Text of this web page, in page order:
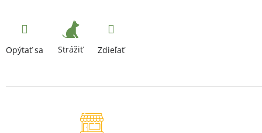
Opýtať sa Strážiť Zdieľať